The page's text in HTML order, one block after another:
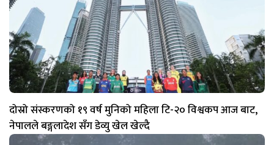
दोस्रो संस्करणको १९ वर्ष मुनिको महिला टि-२० विश्वकप आज बाट,
नेपालले बङ्गलादेश सँग डेव्यु खेल खेल्दै